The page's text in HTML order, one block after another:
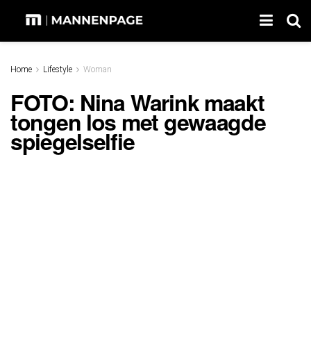
Home Lifestyle Woman
FOTO: Nina Warink maakt
tongen los met gewaagde
spiegelselfie